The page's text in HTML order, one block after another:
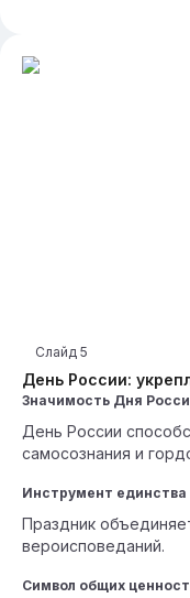
День России:
Слайд 5
Значимость Дня
День России
самосознания и
Инструмент единства
Праздник
вероисповеданий.
Символ общих